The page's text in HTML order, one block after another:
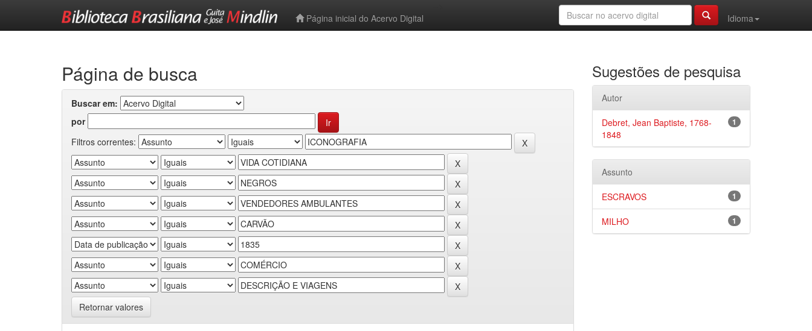
Página inicial do Acervo Digital
Idioma
Página de busca
Buscar em:
por
Filtros correntes:
Retornar valores
Sugestões de pesquisa
Autor
1
Debret, Jean Baptiste, 1768-
1848
Assunto
1
ESCRAVOS
1
MILHO